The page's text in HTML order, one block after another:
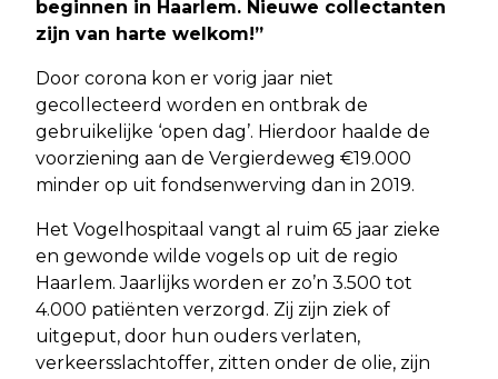
beginnen in Haarlem. Nieuwe collectanten
zijn van harte welkom!”
Door corona kon er vorig jaar niet
gecollecteerd worden en ontbrak de
gebruikelijke ‘open dag’. Hierdoor haalde de
voorziening aan de Vergierdeweg €19.000
minder op uit fondsenwerving dan in 2019.
Het Vogelhospitaal vangt al ruim 65 jaar zieke
en gewonde wilde vogels op uit de regio
Haarlem. Jaarlijks worden er zo’n 3.500 tot
4.000 patiënten verzorgd. Zij zijn ziek of
uitgeput, door hun ouders verlaten,
verkeersslachtoffer, zitten onder de olie, zijn